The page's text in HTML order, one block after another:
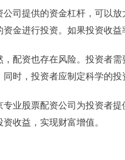
公司提供的资金杠杆，可以
资金进行投资。如果投资收
，配资也存在风险。投资者
同时，投资者应制定科学的投
专业股票配资公司为投资者
资收益，实现财富增值。